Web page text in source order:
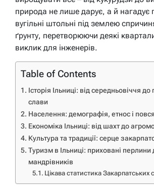
природа не лише дарує, а й нагадує
вугільні штольні під землею
ґрунту, перетворюючи деякі
виклик для інженерів.
Table of Contents
Історія Ільниці: від середньовіччя
слави
Населення: демографія, етнос і
Економіка Ільниці: від шахт до
Культура та традиції: серце
Туризм в Ільниці: приховані перлини
мандрівників
Цікава статистика Закарпатських